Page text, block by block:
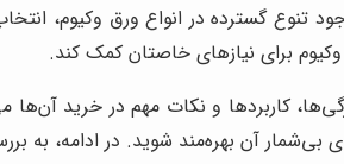
گسترده در انواع ورق وکیوم،
برای نیازهای خاصتان کمک کند.
کاربردها و نکات مهم در خرید آن‌ها
بی‌شمار آن بهره‌مند شوید. در ادامه،